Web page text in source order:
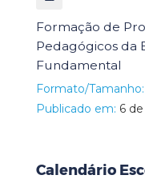
Formação de
Pedagógicos da
Fundamental
Formato/Tamanho:
Publicado em: 6
Calendário